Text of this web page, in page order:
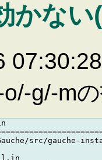
かな
g/-m
src/gauche-